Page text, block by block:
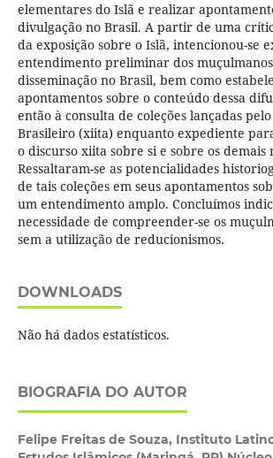
elementares do Islã e realizar
divulgação no Brasil. A partir de uma
da exposição sobre o Islã, intencionou-se
entendimento preliminar dos muçulmanos
disseminação no Brasil, bem como
apontamentos sobre o conteúdo dessa
então à consulta de coleções lançadas
Brasileiro (xiita) enquanto expediente
o discurso xiita sobre si e sobre os demais
Ressaltaram-se as potencialidades
de tais coleções em seus apontamentos
um entendimento amplo. Concluímos
necessidade de compreender-se os
sem a utilização de reducionismos.
DOWNLOADS
Não há dados estatísticos.
BIOGRAFIA DO AUTOR
Felipe Freitas de Souza, Instituto